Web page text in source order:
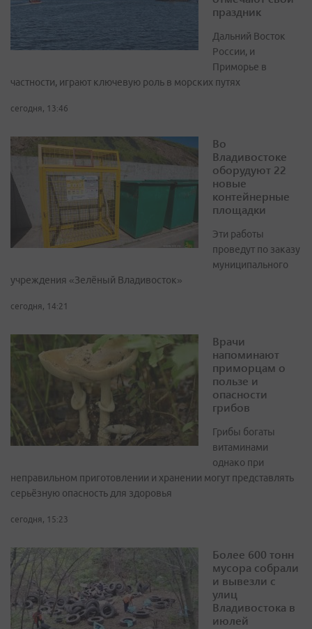
праздник
Дальний Восток
России, и
Приморье в
частности, играют ключевую роль в морских путях
сегодня, 13:46
Во
Владивостоке
оборудуют 22
новые
контейнерные
площадки
Эти работы
проведут по заказу
муниципального
учреждения «Зелёный Владивосток»
сегодня, 14:21
Врачи
напоминают
приморцам о
пользе и
опасности
грибов
Грибы богаты
витаминами
однако при
неправильном приготовлении и хранении могут представлять
серьёзную опасность для здоровья
сегодня, 15:23
Более 600 тонн
мусора собрали
и вывезли с
улиц
Владивостока в
июлей